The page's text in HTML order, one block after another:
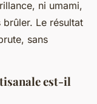
ni umami,
Le résultat
sans
est-il